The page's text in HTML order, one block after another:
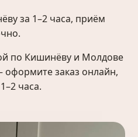
за 1–2 часа, приём
по Кишинёву и Молдове
заказ онлайн,
часа.